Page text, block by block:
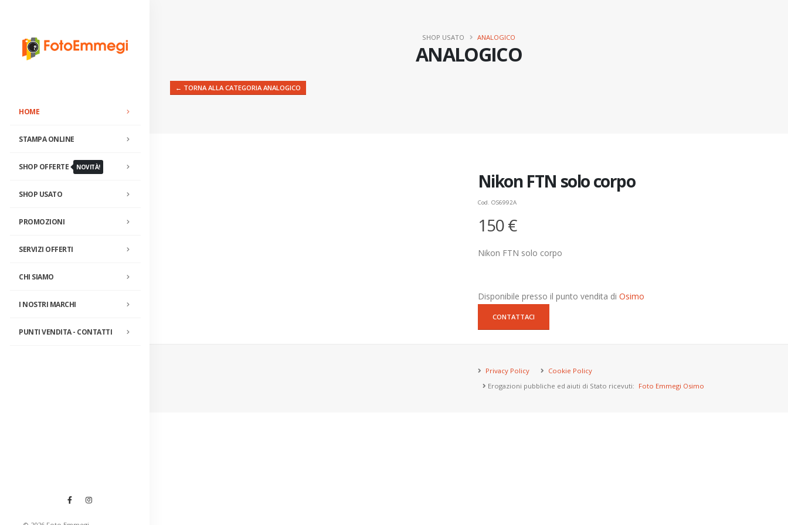
HOME
STAMPA ONLINE
SHOP OFFERTE NOVITÀ!
SHOP USATO
PROMOZIONI
SERVIZI OFFERTI
CHI SIAMO
I NOSTRI MARCHI
PUNTI VENDITA - CONTATTI
SHOP USATO ANALOGICO
ANALOGICO
← TORNA ALLA CATEGORIA ANALOGICO
Nikon FTN solo corpo
Cod. OS6992A
150 €
Nikon FTN solo corpo
Disponibile presso il punto vendita di Osimo
CONTATTACI
Privacy Policy
Cookie Policy
Erogazioni pubbliche ed aiuti di Stato ricevuti: Foto Emmegi Osimo